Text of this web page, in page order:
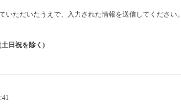
いただいたうえで、入力された情報を送信してください。
土日祝を除く)